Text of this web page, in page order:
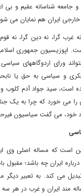
جامعه شناسانه عقیم و بی
ایران هم نمایان می
غرب گرا، نه دین گرا، نه
اپوزیسیون جمهوری
ورای اردوگاههای
و سیاسی به حق یا
است، سید جواد آدم کلوب و
می خورد که چرا به یک
خود، می گفت سیاسیون
است که مساله اصلی وی
ایران چه باشد؛ مقبول
می کند. به تعبیر دیگر
مند ایران و غرب در هر